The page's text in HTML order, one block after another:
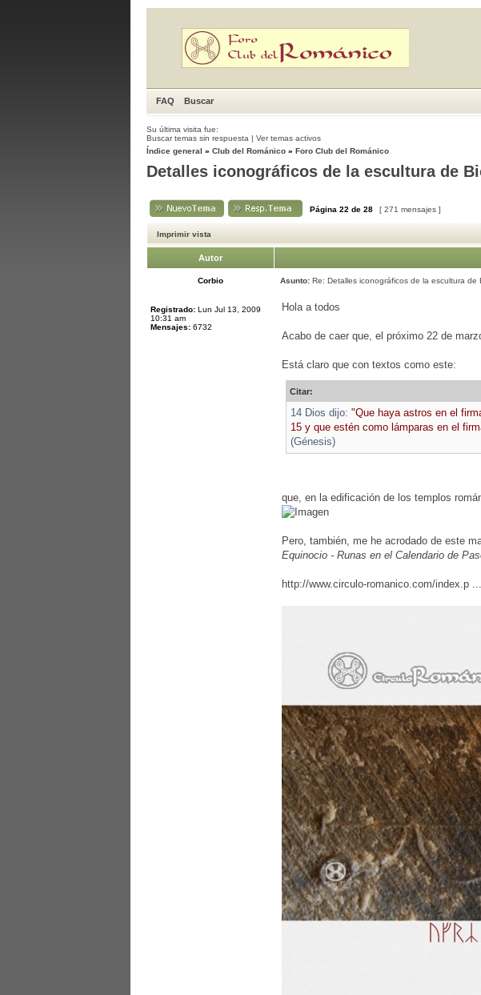
FAQ Buscar
Su última visita fue:
Buscar temas sin respuesta | Ver temas activos
Índice general » Club del Románico » Foro Club del Románico
Detalles iconográficos de la escultura de
Página 22 de 28 [ 271 mensajes ]
Imprimir vista
Autor
Corbio Asunto: Re: Detalles iconográficos de la escultura de
Registrado: Lun Jul 13, 2009
10:31 am
Mensajes: 6732
Hola a todos
Acabo de caer que, el próximo 22 de
Está claro que con textos como este:
Citar:
14 Dios dijo: "Que haya astros en el
15 y que estén como lámparas en el
(Génesis)
que, en la edificación de los templos
Pero, también, me he acrodado de este
Equinocio - Runas en el Calendario de
http://www.circulo-romanico.com/index.p